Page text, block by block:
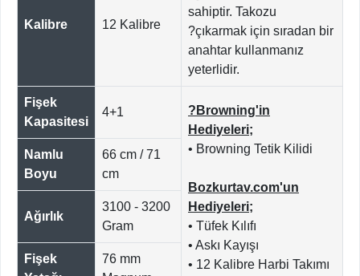
sahiptir. Takozu
?çıkarmak için sıradan bir
anahtar kullanmanız
yeterlidir.
Kalibre 12 Kalibre
Fişek
Kapasitesi
4+1
?Browning'in
Hediyeleri;
• Browning Tetik Kilidi
Bozkurtav.com'un
Hediyeleri;
• Tüfek Kılıfı
• Askı Kayışı
• 12 Kalibre Harbi Takımı
Namlu
Boyu
66 cm / 71
cm
Ağırlık
3100 - 3200
Gram
Fişek
76 mm